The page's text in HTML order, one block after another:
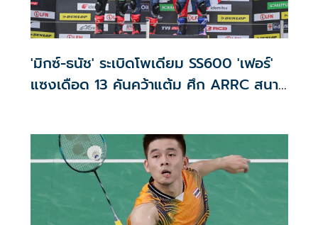
'มิกซ์-ธนัช' ระเบิดโพเดียม SS600 'เฟอร์'
แซงเดือด 13 คันคว้าแต้ม ศึก ARRC สนาม